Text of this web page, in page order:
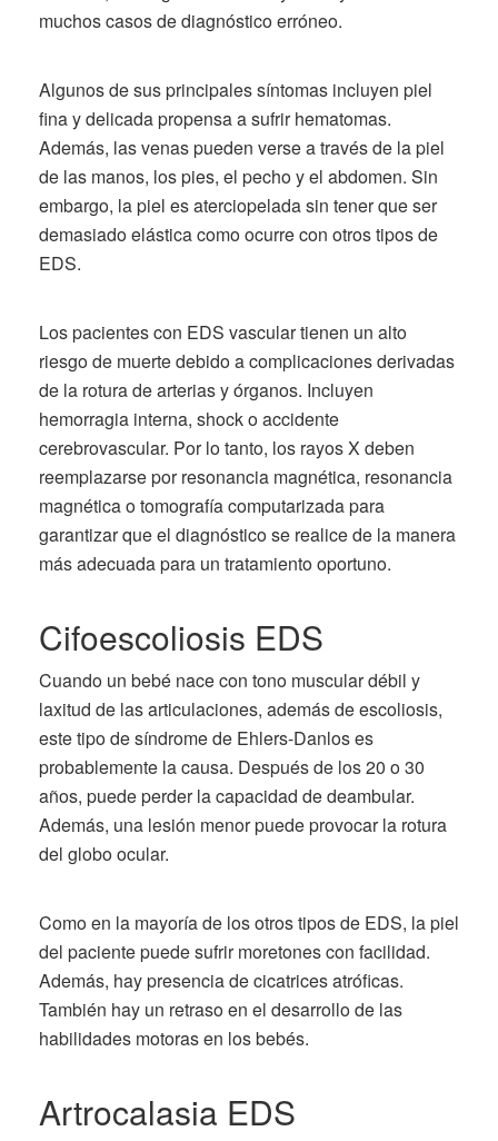
muchos casos de diagnóstico erróneo.
Algunos de sus principales síntomas incluyen piel
fina y delicada propensa a sufrir hematomas.
Además, las venas pueden verse a través de la piel
de las manos, los pies, el pecho y el abdomen. Sin
embargo, la piel es aterciopelada sin tener que ser
demasiado elástica como ocurre con otros tipos de
EDS.
Los pacientes con EDS vascular tienen un alto
riesgo de muerte debido a complicaciones derivadas
de la rotura de arterias y órganos. Incluyen
hemorragia interna, shock o accidente
cerebrovascular. Por lo tanto, los rayos X deben
reemplazarse por resonancia magnética, resonancia
magnética o tomografía computarizada para
garantizar que el diagnóstico se realice de la manera
más adecuada para un tratamiento oportuno.
Cifoescoliosis EDS
Cuando un bebé nace con tono muscular débil y
laxitud de las articulaciones, además de escoliosis,
este tipo de síndrome de Ehlers-Danlos es
probablemente la causa. Después de los 20 o 30
años, puede perder la capacidad de deambular.
Además, una lesión menor puede provocar la rotura
del globo ocular.
Como en la mayoría de los otros tipos de EDS, la piel
del paciente puede sufrir moretones con facilidad.
Además, hay presencia de cicatrices atróficas.
También hay un retraso en el desarrollo de las
habilidades motoras en los bebés.
Artrocalasia EDS